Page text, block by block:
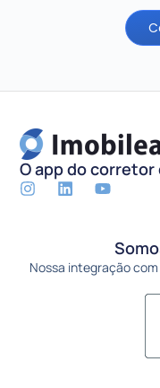
O app do
Nossa integração